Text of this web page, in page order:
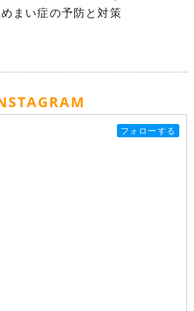
まい症の予防と対策
フォローする